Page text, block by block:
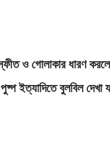
ও গোলাকার ধারণ
ইত্যাদিতে বুলবিল দেখা